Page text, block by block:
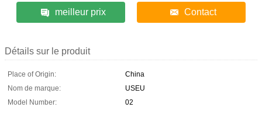
meilleur prix Contact
Détails sur le produit
Place of Origin:
China
Nom de marque:
USEU
Model Number:
02